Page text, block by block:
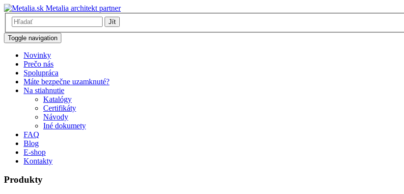
Metalia architekt partner
Jít
Toggle navigation
Novinky
Prečo nás
Spolupráca
Máte bezpečne uzamknuté?
Na stiahnutie
Katalógy
Certifikáty
Návody
Iné dokumety
FAQ
Blog
E-shop
Kontakty
Produkty